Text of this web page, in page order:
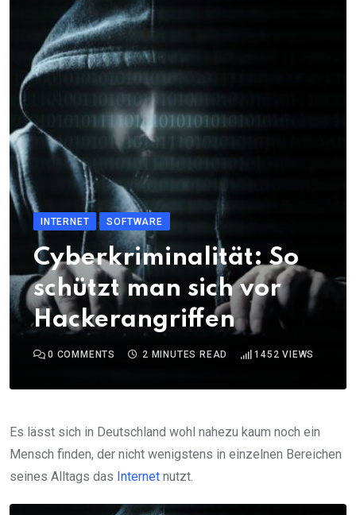
INTERNET SOFTWARE
Cyberkriminalität: So
schützt man sich vor
Hackerangriffen
0 COMMENTS 2 MINUTES READ 1452 VIEWS
Es lässt sich in Deutschland wohl nahezu kaum noch ein
Mensch finden, der nicht wenigstens in einzelnen Bereichen
seines Alltags das Internet nutzt.